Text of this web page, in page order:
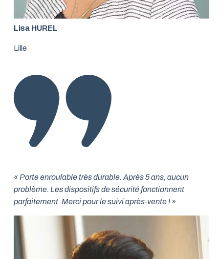
Lisa HUREL
Lille
« Porte enroulable très durable. Après 5 ans, aucun
problème. Les dispositifs de sécurité fonctionnent
parfaitement. Merci pour le suivi après-vente ! »